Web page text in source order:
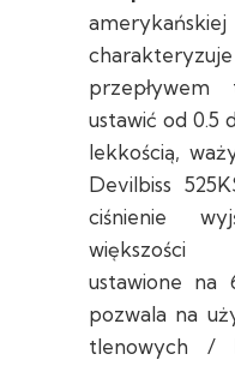
ustawić od 0.5
lekkością,
Devilbiss
ciśnienie
ustawione na
pozwala na
tlenowych /